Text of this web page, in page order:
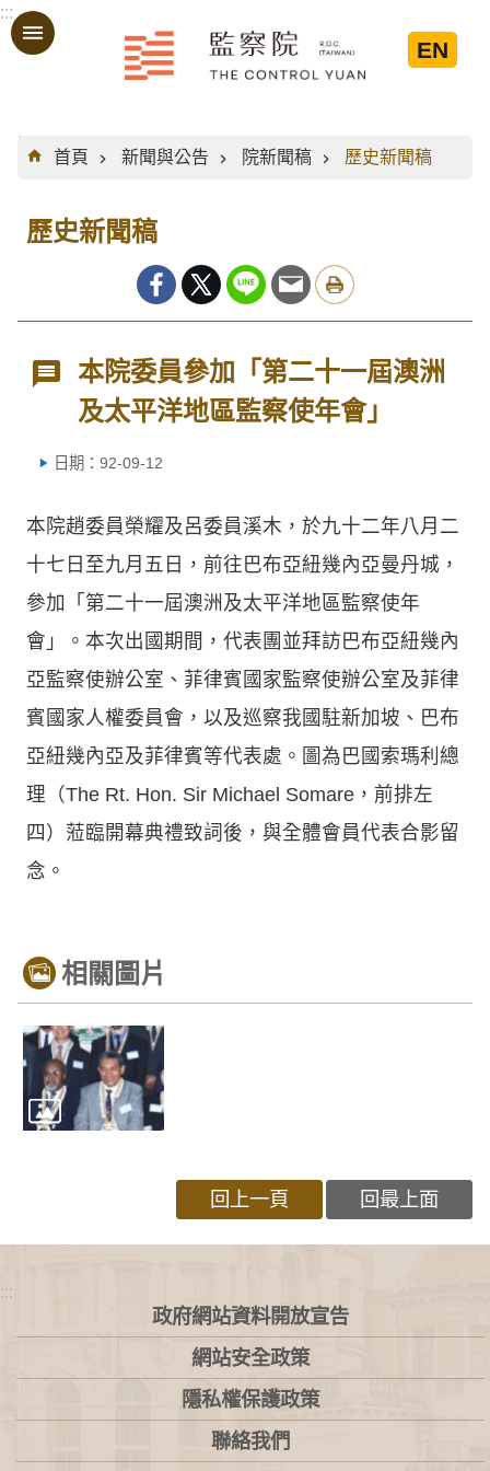
跳到主要內容區塊
:::
EN
:::
首頁
新聞與公告 院新聞稿 歷史新聞稿
歷史新聞稿
本院委員參加「第二十一屆澳洲
及太平洋地區監察使年會」
日期：92-09-12
本院趙委員榮耀及呂委員溪木，於九十二年八月二
十七日至九月五日，前往巴布亞紐幾內亞曼丹城，
參加「第二十一屆澳洲及太平洋地區監察使年
會」。本次出國期間，代表團並拜訪巴布亞紐幾內
亞監察使辦公室、菲律賓國家監察使辦公室及菲律
賓國家人權委員會，以及巡察我國駐新加坡、巴布
亞紐幾內亞及菲律賓等代表處。圖為巴國索瑪利總
理（The Rt. Hon. Sir Michael Somare，前排左
四）蒞臨開幕典禮致詞後，與全體會員代表合影留
念。
相關圖片
回上一頁 回最上面
:::
政府網站資料開放宣告
網站安全政策
隱私權保護政策
聯絡我們